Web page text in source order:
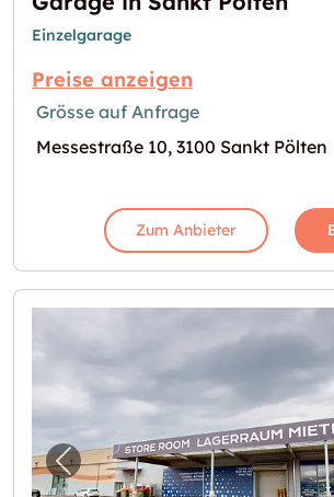
Einzelgarage
Preise anzeigen
Grösse auf Anfrage
Messestraße 10, 3100 Sankt Pölten
Zum Anbieter
Vorheriges Bild für "STORE